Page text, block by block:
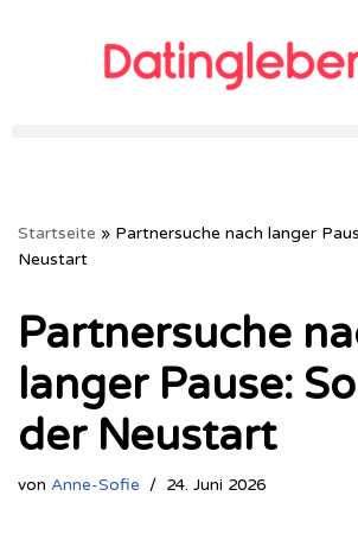
Startseite » Partnersuche nach langer
Neustart
Partnersuche
langer Pause:
der Neustart
von Anne-Sofie 24. Juni 2026